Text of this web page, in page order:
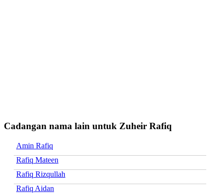
Cadangan nama lain untuk Zuheir Rafiq
Amin Rafiq
Rafiq Mateen
Rafiq Rizqullah
Rafiq Aidan